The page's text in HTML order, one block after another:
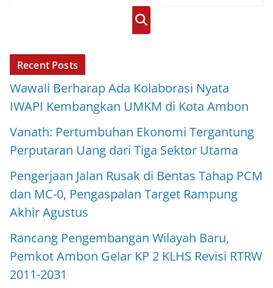
Cari
Recent Posts
Wawali Berharap Ada Kolaborasi Nyata
IWAPI Kembangkan UMKM di Kota Ambon
Vanath: Pertumbuhan Ekonomi Tergantung
Perputaran Uang dari Tiga Sektor Utama
Pengerjaan Jalan Rusak di Bentas Tahap PCM
dan MC-0, Pengaspalan Target Rampung
Akhir Agustus
Rancang Pengembangan Wilayah Baru,
Pemkot Ambon Gelar KP 2 KLHS Revisi RTRW
2011-2031